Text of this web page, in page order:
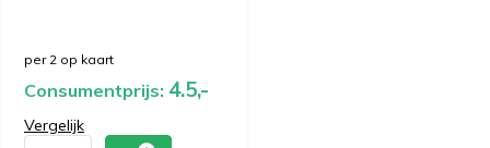
per 2 op kaart
Consumentprijs: 4.5,-
Vergelijk